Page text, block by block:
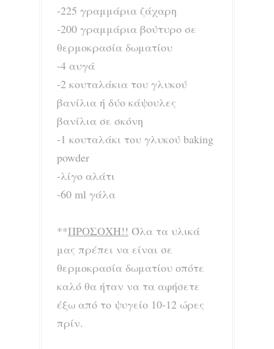
-225 γραμμάρια ζάχαρη
-200 γραμμάρια βούτυρο σε
θερμοκρασία δωματίου
-4 αυγά
-2 κουταλάκια του γλυκού
βανίλια ή δύο κάψουλες
βανίλια σε σκόνη
-1 κουταλάκι του γλυκού baking
powder
-λίγο αλάτι
-60 ml γάλα
**ΠΡΟΣΟΧΗ!! Όλα τα υλικά
μας πρέπει να είναι σε
θερμοκρασία δωματίου οπότε
καλό θα ήταν να τα αφήσετε
έξω από το ψυγείο 10-12 ώρες
πρίν.